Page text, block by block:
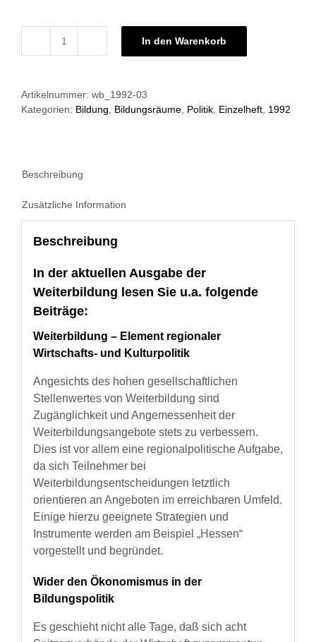
Grundlagen
03/1992:
Regionalisierung
In den Warenkorb
Artikelnummer: wb_1992-03
Kategorien: Bildung, Bildungsräume, Politik, Einzelheft, 1992
Beschreibung
Zusätzliche Information
Beschreibung
In der aktuellen Ausgabe der
Weiterbildung lesen Sie u.a. folgende
Beiträge:
Weiterbildung – Element regionaler
Wirtschafts- und Kulturpolitik
Angesichts des hohen gesellschaftlichen
Stellenwertes von Weiterbildung sind
Zugänglichkeit und Angemessenheit der
Weiterbildungsangebote stets zu verbessern.
Dies ist vor allem eine regionalpolitische Aufgabe,
da sich Teilnehmer bei
Weiterbildungsentscheidungen letztlich
orientieren an Angeboten im erreichbaren Umfeld.
Einige hierzu geeignete Strategien und
Instrumente werden am Beispiel „Hessen“
vorgestellt und begründet.
Wider den Ökonomismus in der
Bildungspolitik
Es geschieht nicht alle Tage, daß sich acht